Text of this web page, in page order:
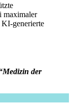
maximaler
generierte
der